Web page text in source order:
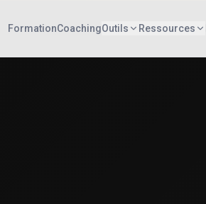
FormationCoachingOutils Ressources